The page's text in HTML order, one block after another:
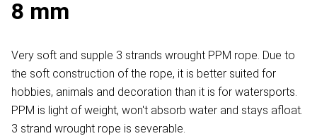
8 mm
Very soft and supple 3 strands wrought PPM rope. Due to
the soft construction of the rope, it is better suited for
hobbies, animals and decoration than it is for watersports.
PPM is light of weight, won't absorb water and stays afloat.
3 strand wrought rope is severable.